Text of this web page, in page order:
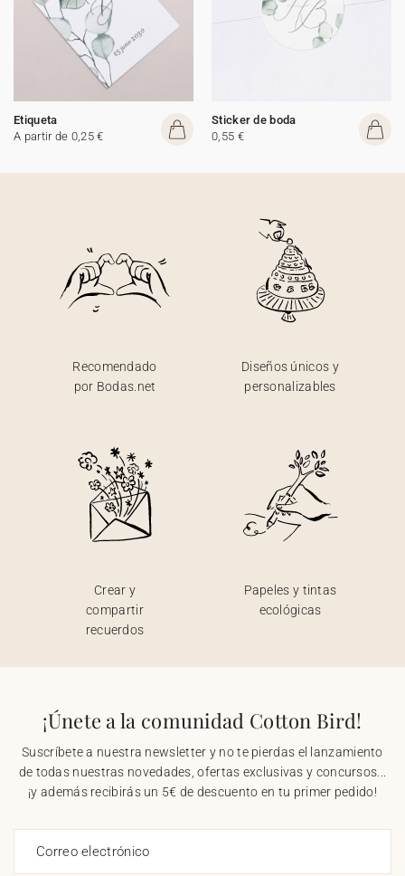
Etiqueta
A partir de 0,25 €
Sticker de boda
0,55 €
Recomendado
por Bodas.net
Diseños únicos y
personalizables
Crear y
compartir
recuerdos
Papeles y tintas
ecológicas
¡Únete a la comunidad Cotton Bird!
Suscríbete a nuestra newsletter y no te pierdas el lanzamiento
de todas nuestras novedades, ofertas exclusivas y concursos...
¡y además recibirás un 5€ de descuento en tu primer pedido!
Correo electrónico